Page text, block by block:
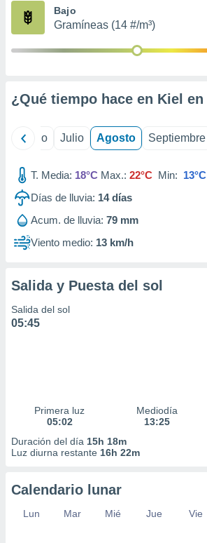
publicidad
publicidad
1199
Bajo
Gramíneas (14 #/m³)
¿Qué tiempo hace en Kiel en
Junio Julio Agosto Septiembre
T. Media: 18°C Max.: 22°C Min: 13°C
Días de lluvia: 14días
Acum. de lluvia: 79 mm
Viento medio: 13 km/h
Salida y Puesta del sol
Salida del sol
05:45
Primera luz
05:02
Mediodía
13:25
Duración del día 15h 18m
Luz diurna restante 16h 22m
Calendario lunar
Lun Mar Mié Jue Vie